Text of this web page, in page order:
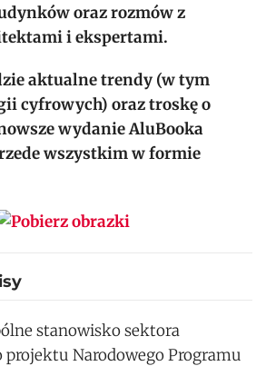
oraz rozmów z
i ekspertami.
aktualne trendy (w tym
cyfrowych) oraz troskę o
wydanie AluBooka
wszystkim w formie
stanowisko sektora
projektu Narodowego Programu